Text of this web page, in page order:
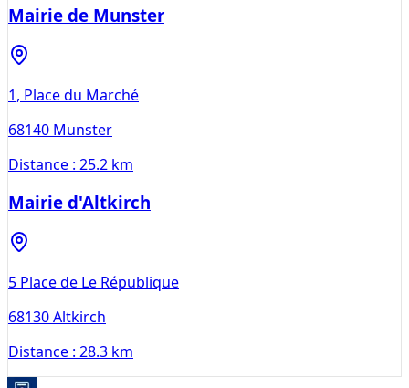
Mairie de Munster
1, Place du Marché
68140 Munster
Distance : 25.2 km
Mairie d'Altkirch
5 Place de Le République
68130Altkirch
Distance : 28.3 km